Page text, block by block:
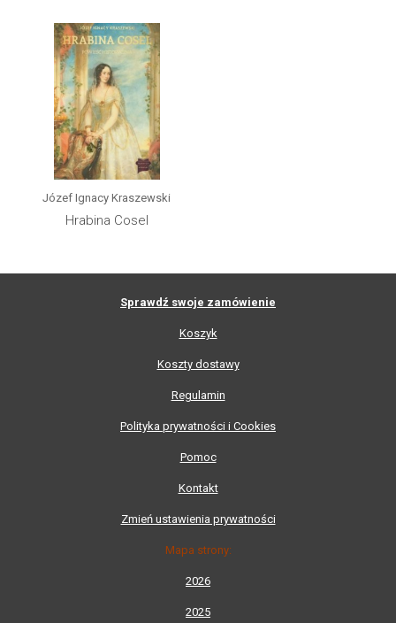
Józef Ignacy Kraszewski
Hrabina Cosel
Sprawdź swoje zamówienie
Koszyk
Koszty dostawy
Regulamin
Polityka prywatności i Cookies
Pomoc
Kontakt
Zmień ustawienia prywatności
Mapa strony:
2026
2025